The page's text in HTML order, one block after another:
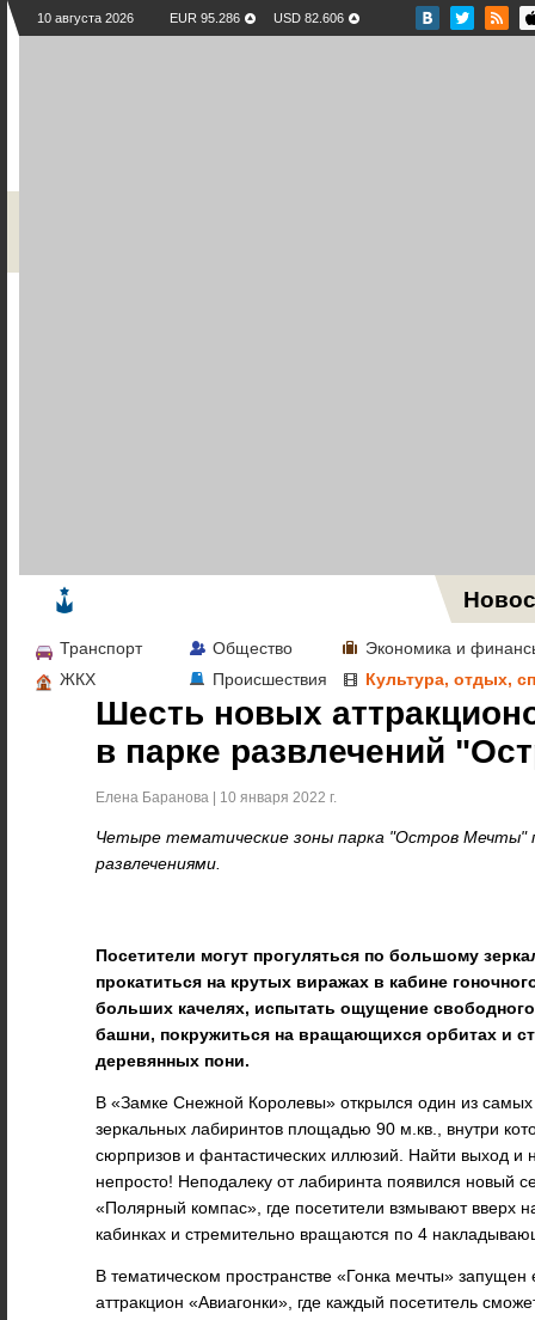
10 августа 2026 EUR 95.286 USD 82.606
Транспорт Общество
Экономика и
ЖКХ
Происшествия Культура, отдых,
Шесть новых
в парке развлечений
Елена Баранова | 10 января 2022 г.
Четыре тематические зоны парка "Остров Мечты"
развлечениями.
Посетители могут прогуляться по большому
прокатиться на крутых виражах в кабине
больших качелях, испытать ощущение
башни, покружиться на вращающихся орбитах и
деревянных пони.
В «Замке Снежной Королевы» открылся один из
зеркальных лабиринтов площадью 90 м.кв., внутри
сюрпризов и фантастических иллюзий. Найти выход и
непросто! Неподалеку от лабиринта появился новый
«Полярный компас», где посетители взмывают вверх
кабинках и стремительно вращаются по 4
В тематическом пространстве «Гонка мечты»
аттракцион «Авиагонки», где каждый посетитель